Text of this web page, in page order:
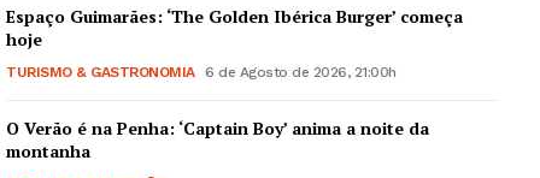
Institucional
Artigos
Europa
Espaço Guimarães: ‘The Golden Ibérica Burger’ começa
hoje
TURISMO & GASTRONOMIA 6 de Agosto de 2026, 21:00h
O Verão é na Penha: ‘Captain Boy’ anima a noite da
montanha